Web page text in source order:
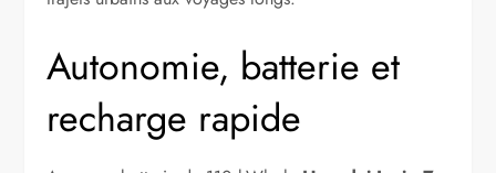
Autonomie, batterie et
recharge rapide